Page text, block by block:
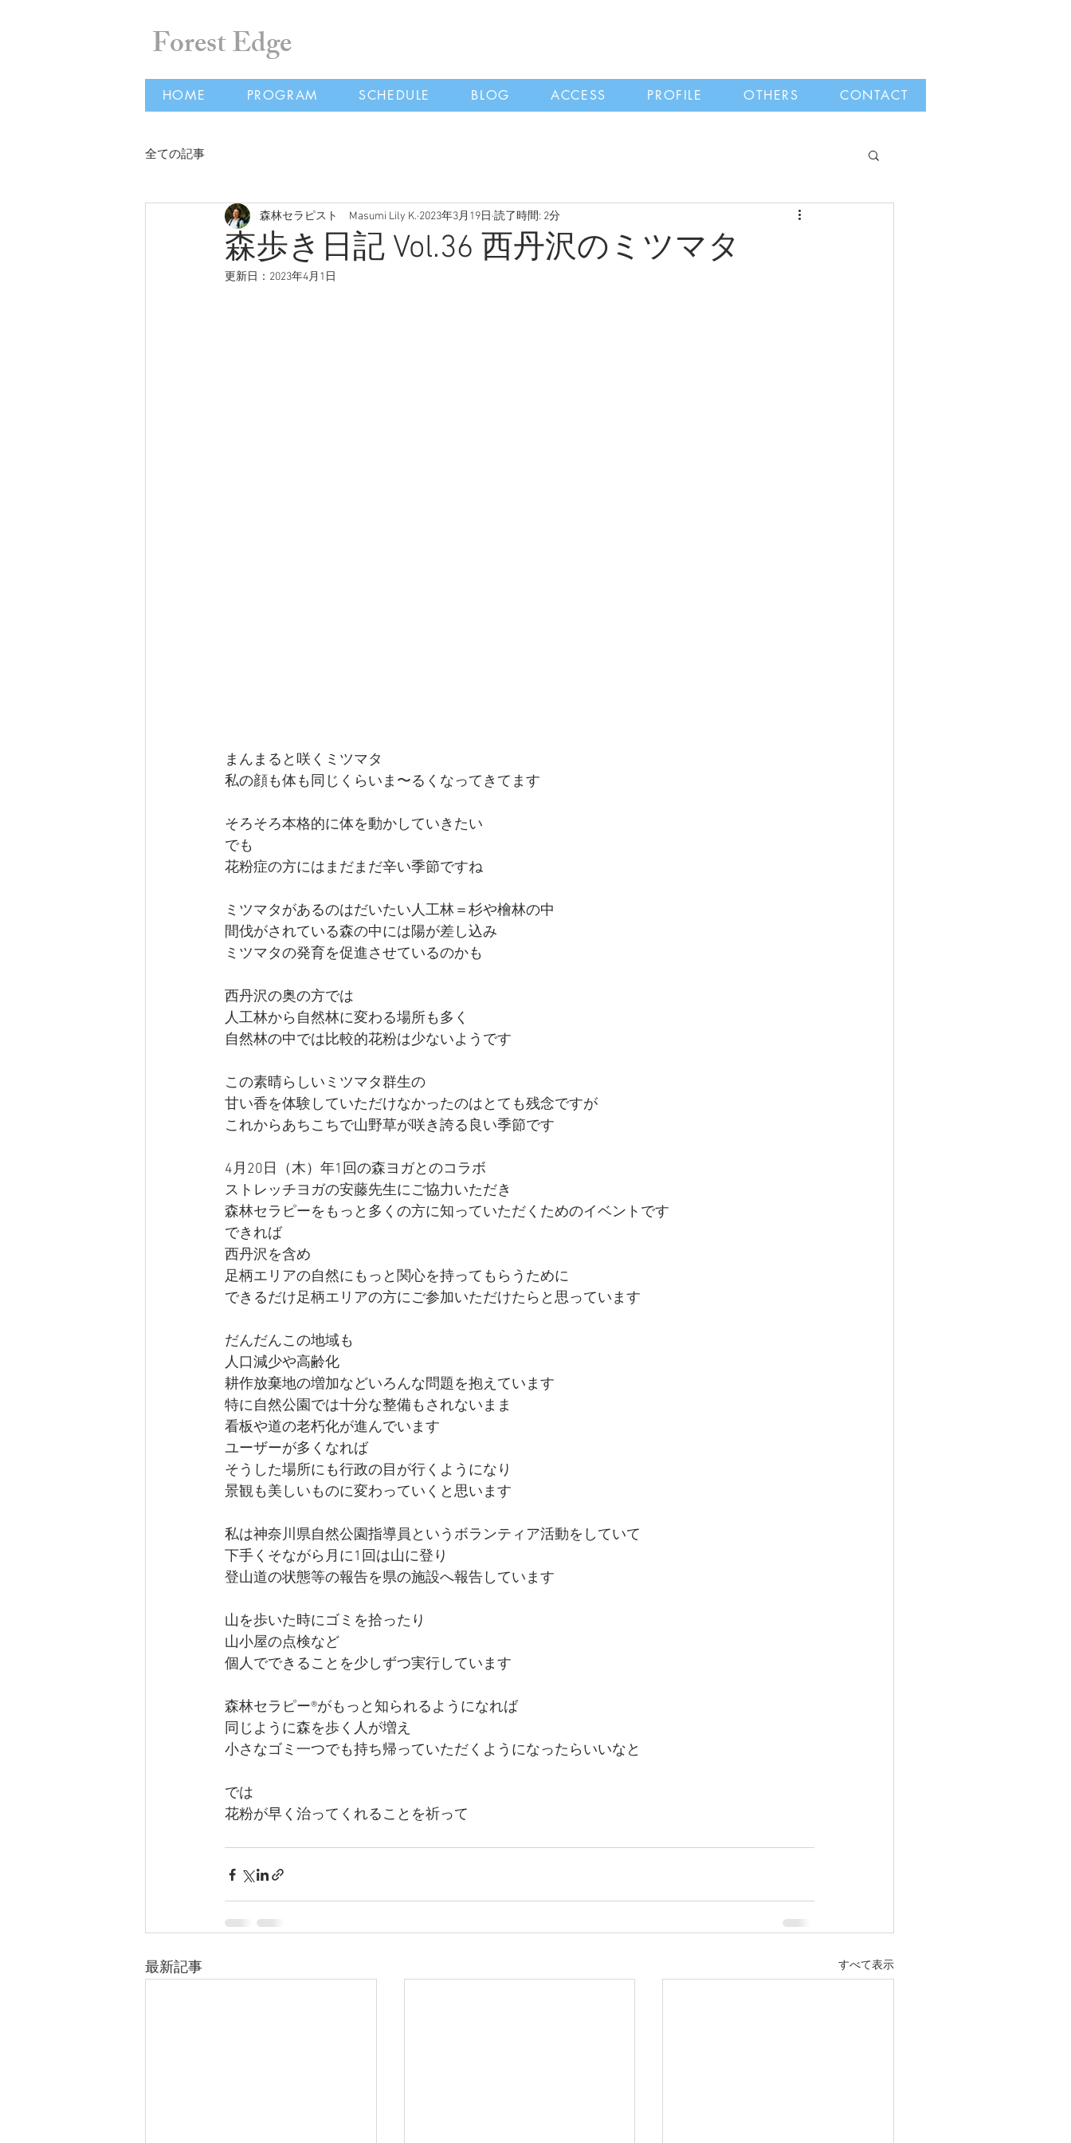
Forest Edge
HOME PROGRAM SCHEDULE BLOG ACCESS PROFILE OTHERS CONTACT
全ての記事
森歩き日記 Vol.36 西丹沢のミツマタ
森林セラピスト Masumi Lily K. 2023年3月19日 読了時間: 2分
更新日： 2023年4月1日
まんまると咲くミツマタ
私の顔も体も同じくらいま〜るくなってきてます
そろそろ本格的に体を動かしていきたい
でも
花粉症の方にはまだまだ辛い季節ですね
ミツマタがあるのはだいたい人工林＝杉や檜林の中
間伐がされている森の中には陽が差し込み
ミツマタの発育を促進させているのかも
西丹沢の奥の方では
人工林から自然林に変わる場所も多く
自然林の中では比較的花粉は少ないようです
この素晴らしいミツマタ群生の
甘い香を体験していただけなかったのはとても残念ですが
これからあちこちで山野草が咲き誇る良い季節です
4月20日（木）年1回の森ヨガとのコラボ
ストレッチヨガの安藤先生にご協力いただき
森林セラピーをもっと多くの方に知っていただくためのイベントです
できれば
西丹沢を含め
足柄エリアの自然にもっと関心を持ってもらうために
できるだけ足柄エリアの方にご参加いただけたらと思っています
だんだんこの地域も
人口減少や高齢化
耕作放棄地の増加などいろんな問題を抱えています
特に自然公園では十分な整備もされないまま
看板や道の老朽化が進んでいます
ユーザーが多くなれば
そうした場所にも行政の目が行くようになり
景観も美しいものに変わっていくと思います
私は神奈川県自然公園指導員というボランティア活動をしていて
下手くそながら月に1回は山に登り
登山道の状態等の報告を県の施設へ報告しています
山を歩いた時にゴミを拾ったり
山小屋の点検など
個人でできることを少しずつ実行しています
森林セラピー®︎がもっと知られるようになれば
同じように森を歩く人が増え
小さなゴミ一つでも持ち帰っていただくようになったらいいなと
では
花粉が早く治ってくれることを祈って
最新記事 すべて表示